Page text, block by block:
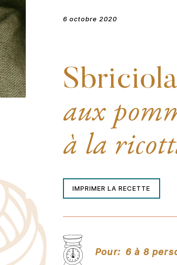
6 octobre 2020
aux
à la
IMPRIMER LA RECETTE
Pour: 6 à 8